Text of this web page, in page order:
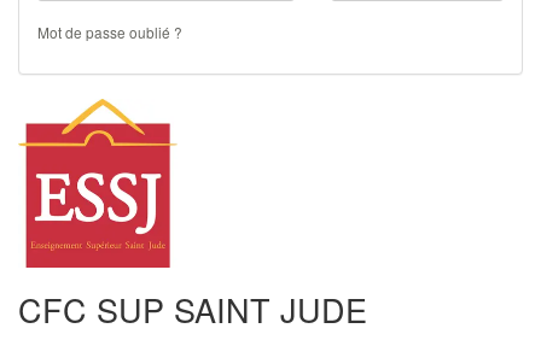
Mot de passe oublié ?
CFC SUP SAINT JUDE